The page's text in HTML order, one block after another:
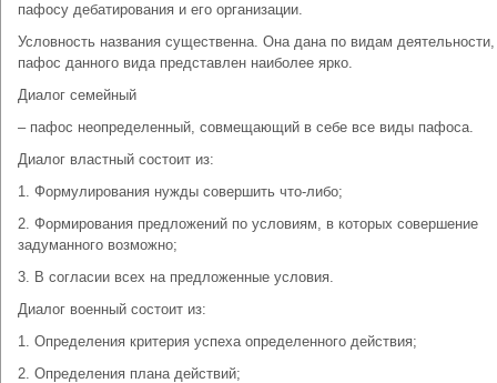
пафосу дебатирования и его организации.
Условность названия существенна. Она дана по видам деятельности,
пафос данного вида представлен наиболее ярко.
Диалог семейный
– пафос неопределенный, совмещающий в себе все виды пафоса.
Диалог властный состоит из:
1. Формулирования нужды совершить что-либо;
2. Формирования предложений по условиям, в которых совершение
задуманного возможно;
3. В согласии всех на предложенные условия.
Диалог военный состоит из:
1. Определения критерия успеха определенного действия;
2. Определения плана действий;